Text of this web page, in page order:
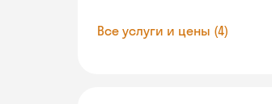
Все услуги и цены (4)